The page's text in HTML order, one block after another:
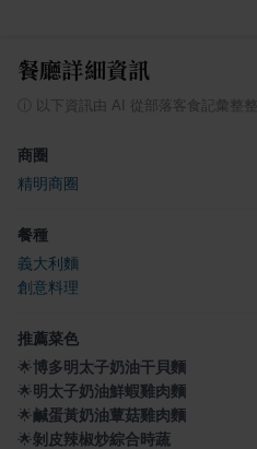
餐廳詳細資訊
ⓘ 以下資訊由 AI 從部落客食記彙整整
商圈
精明商圈
餐種
義大利麵
創意料理
推薦菜色
🌟博多明太子奶油干貝麵
🌟明太子奶油鮮蝦雞肉麵
🌟鹹蛋黃奶油蕈菇雞肉麵
🌟剝皮辣椒炒綜合時蔬